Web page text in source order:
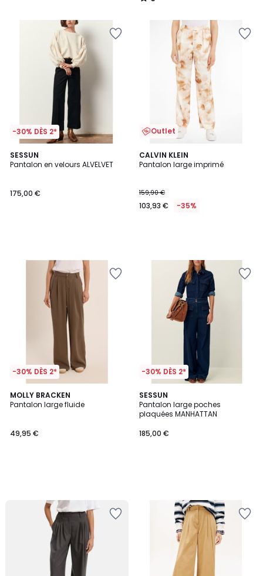
/
-30% DÈS 2*
SESSUN
Pantalon en velours ALVELVET
175,00 €
Outlet
CALVIN KLEIN
Pantalon large imprimé
159,90 €
103,93 € -35%
-30% DÈS 2*
MOLLY BRACKEN
Pantalon large fluide
49,95 €
-30% DÈS 2*
SESSUN
Pantalon large poches
plaquées MANHATTAN
185,00 €